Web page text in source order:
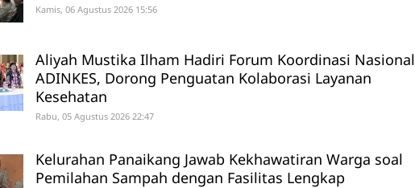
Kamis, 06 Agustus 2026 15:56
Aliyah Mustika Ilham Hadiri Forum Koordinasi Nasional
ADINKES, Dorong Penguatan Kolaborasi Layanan
Kesehatan
Rabu, 05 Agustus 2026 22:47
Kelurahan Panaikang Jawab Kekhawatiran Warga soal
Pemilahan Sampah dengan Fasilitas Lengkap